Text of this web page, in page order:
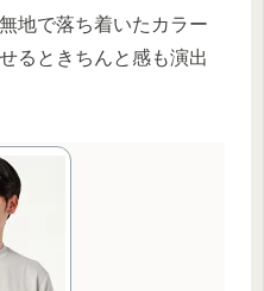
地で落ち着いたカラー
るときちんと感も演出